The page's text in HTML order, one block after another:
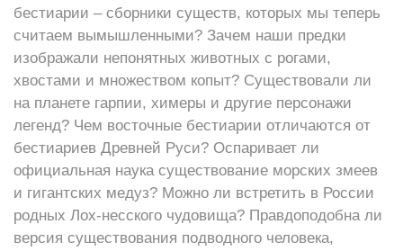
бестиарии – сборники существ, которых мы теперь
считаем вымышленными? Зачем наши предки
изображали непонятных животных с рогами,
хвостами и множеством копыт? Существовали ли
на планете гарпии, химеры и другие персонажи
легенд? Чем восточные бестиарии отличаются от
бестиариев Древней Руси? Оспаривает ли
официальная наука существование морских змеев
и гигантских медуз? Можно ли встретить в России
родных Лох-несского чудовища? Правдоподобна ли
версия существования подводного человека,